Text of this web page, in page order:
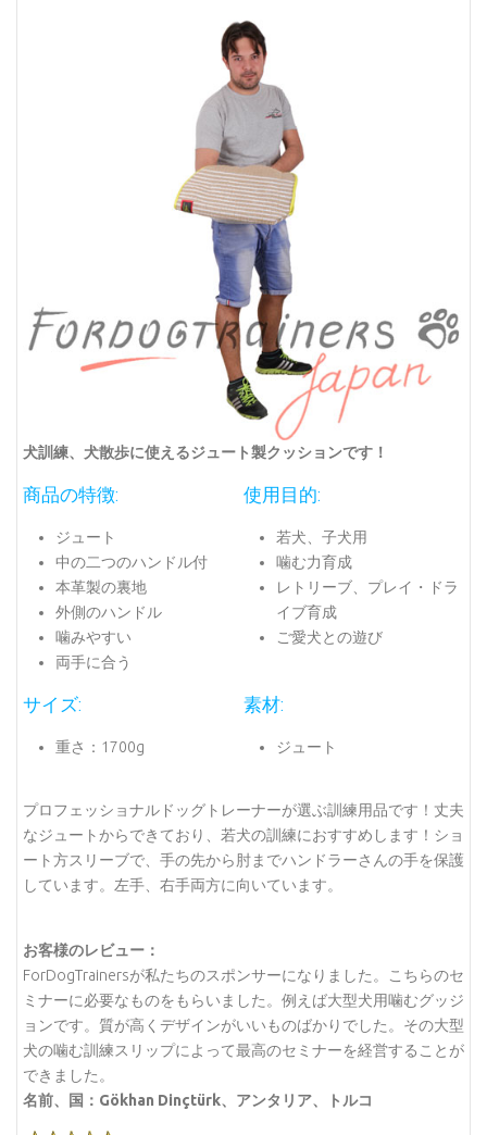
犬訓練、犬散歩に使えるジュート製クッションです！
商品の特徴:
ジュート
中の二つのハンドル付
本革製の裏地
外側のハンドル
噛みやすい
両手に合う
使用目的:
若犬、子犬用
噛む力育成
レトリーブ、プレイ・ドラ
イブ育成
ご愛犬との遊び
サイズ:
重さ：1700g
素材:
ジュート
プロフェッショナルドッグトレーナーが選ぶ訓練用品です！丈夫
なジュートからできており、若犬の訓練におすすめします！ショ
ート方スリーブで、手の先から肘までハンドラーさんの手を保護
しています。左手、右手両方に向いています。
お客様のレビュー：
ForDogTrainersが私たちのスポンサーになりました。こちらのセ
ミナーに必要なものをもらいました。例えば大型犬用噛むグッジ
ョンです。質が高くデザインがいいものばかりでした。その大型
犬の噛む訓練スリップによって最高のセミナーを経営することが
できました。
名前、国：Gökhan Dinçtürk、アンタリア、トルコ